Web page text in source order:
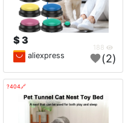
3 $
aliexpress (2)
🔗404?